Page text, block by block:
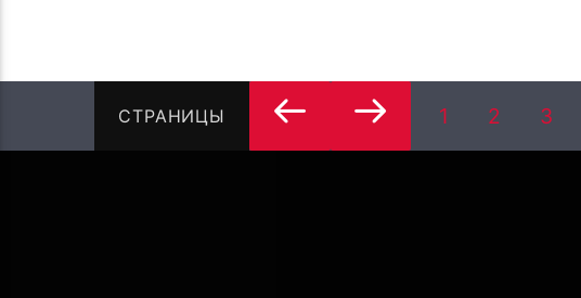
СТРАНИЦЫ 1 2 3